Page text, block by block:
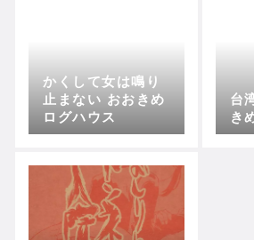
かくして女は鳴り
止まない おおきめ
ログハウス
台
き